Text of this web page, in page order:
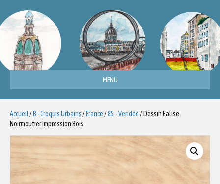
MENU
Accueil / B - Croquis Urbains / France /85 - Vendée / Dessin Balise
Noirmoutier Impression Bois